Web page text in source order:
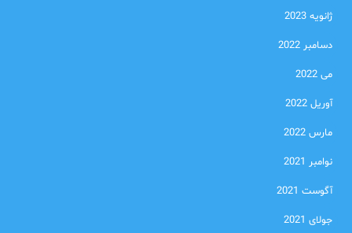
ژانویه 2023
دسامبر 2022
می 2022
آوریل 2022
مارس 2022
نوامبر 2021
آگوست 2021
جولای 2021